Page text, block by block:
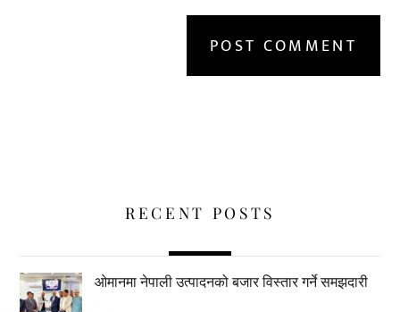
RECENT POSTS
ओमानमा नेपाली उत्पादनको बजार विस्तार गर्ने समझदारी